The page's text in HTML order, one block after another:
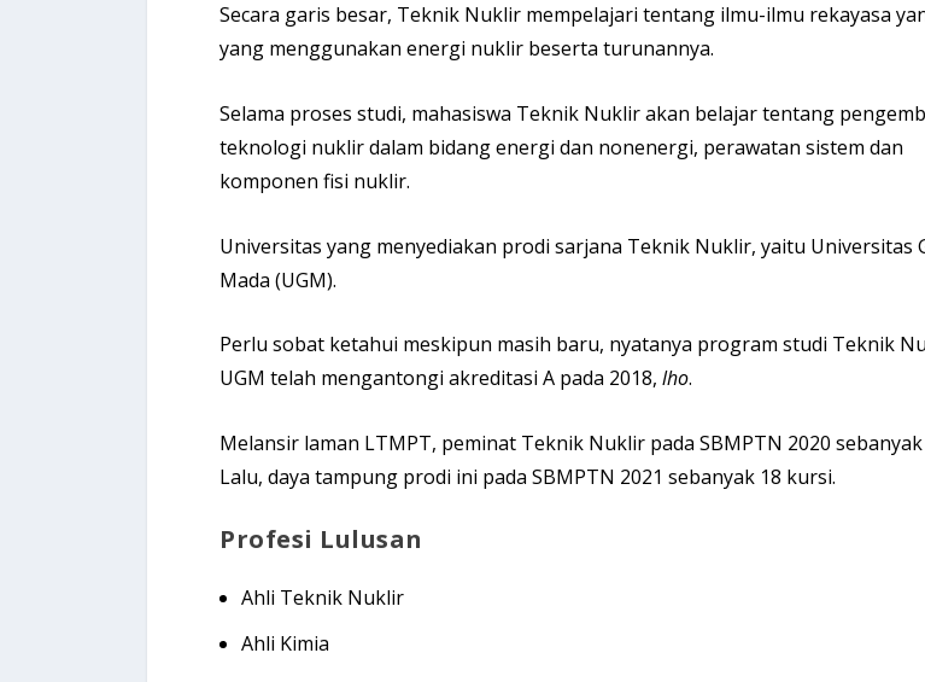
Secara garis besar, Teknik Nuklir mempelajari tentang ilmu-ilmu rekayasa
yang menggunakan energi nuklir beserta turunannya.
Selama proses studi, mahasiswa Teknik Nuklir akan belajar tentang
teknologi nuklir dalam bidang energi dan nonenergi, perawatan sistem dan
komponen fisi nuklir.
Universitas yang menyediakan prodi sarjana Teknik Nuklir, yaitu Universitas
Mada (UGM).
Perlu sobat ketahui meskipun masih baru, nyatanya program studi Teknik
UGM telah mengantongi akreditasi A pada 2018, lho.
Melansir laman LTMPT, peminat Teknik Nuklir pada SBMPTN 2020 sebanyak
Lalu, daya tampung prodi ini pada SBMPTN 2021 sebanyak 18 kursi.
Profesi Lulusan
Ahli Teknik Nuklir
Ahli Kimia